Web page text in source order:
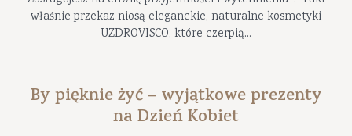
właśnie przekaz niosą eleganckie, naturalne kosmetyki
UZDROVISCO, które czerpią...
By pięknie żyć – wyjątkowe prezenty
na Dzień Kobiet